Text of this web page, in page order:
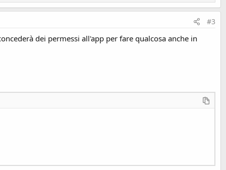
#3
dei permessi all'app per fare qualcosa anche in